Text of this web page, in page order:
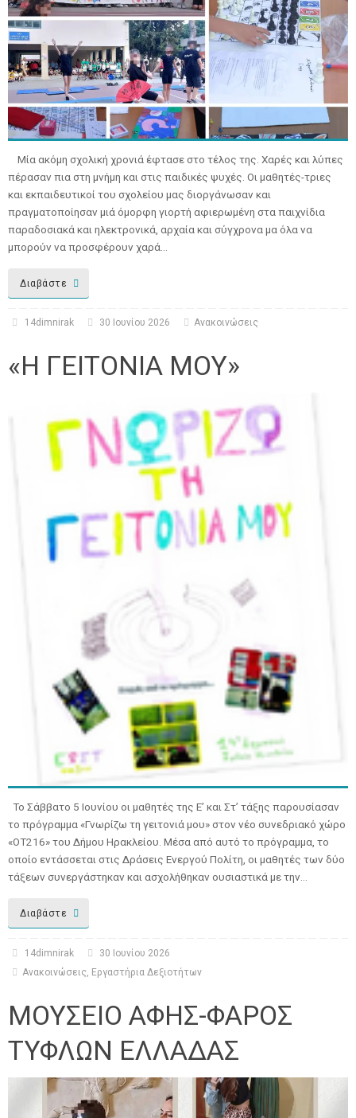
Μία ακόμη σχολική χρονιά έφτασε στο τέλος της. Χαρές και λύπες
πέρασαν πια στη μνήμη και στις παιδικές ψυχές. Οι μαθητές-τριες
και εκπαιδευτικοί του σχολείου μας διοργάνωσαν και
πραγματοποίησαν μιά όμορφη γιορτή αφιερωμένη στα παιχνίδια
παραδοσιακά και ηλεκτρονικά, αρχαία και σύγχρονα μα όλα να
μπορούν να προσφέρουν χαρά…
Διαβάστε
14dimnirak 30 Ιουνίου 2026 Ανακοινώσεις
«Η ΓΕΙΤΟΝΙΑ ΜΟΥ»
Το Σάββατο 5 Ιουνίου οι μαθητές της Ε’ και Στ’ τάξης παρουσίασαν
το πρόγραμμα «Γνωρίζω τη γειτονιά μου» στον νέο συνεδριακό χώρο
«ΟΤ216» του Δήμου Ηρακλείου. Μέσα από αυτό το πρόγραμμα, το
οποίο εντάσσεται στις Δράσεις Ενεργού Πολίτη, οι μαθητές των δύο
τάξεων συνεργάστηκαν και ασχολήθηκαν ουσιαστικά με την…
Διαβάστε
14dimnirak
30 Ιουνίου 2026
Ανακοινώσεις Εργαστήρια Δεξιοτήτων
ΜΟΥΣΕΙΟ ΑΦΗΣ-ΦΑΡΟΣ
ΤΥΦΛΩΝ ΕΛΛΑΔΑΣ